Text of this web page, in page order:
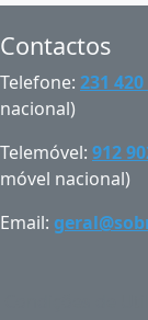
Contactos
Telefone: 231
nacional)
Telemóvel: 912
móvel nacional)
Email: